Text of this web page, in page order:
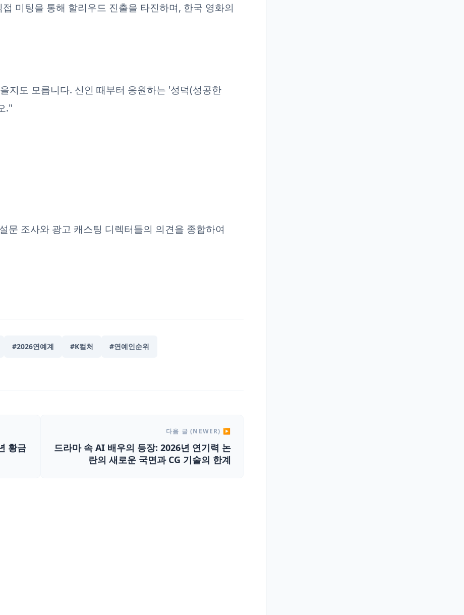
미팅을 통해 할리우드 진출을 타진하며, 한국 영화의
지도 모릅니다. 신인 때부터 응원하는 '성덕(성공한
."
문 조사와 광고 캐스팅 디렉터들의 의견을 종합하여
#2026연예계 #K컬처 #연예인순위
황금
다음 글 (NEWER) ▶
드라마 속 AI 배우의 등장: 2026년 연기력 논
란의 새로운 국면과 CG 기술의 한계